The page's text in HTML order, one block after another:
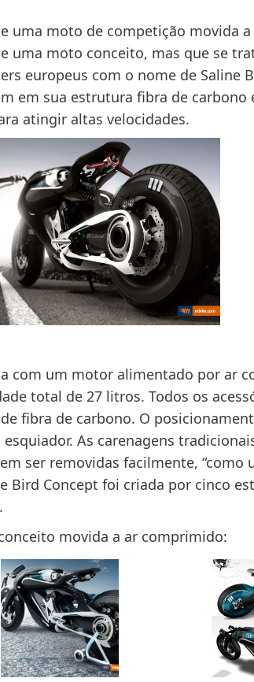
uma moto de competição movida
uma moto conceito, mas que se
europeus com o nome de Saline
em sua estrutura fibra de carbono
atingir altas velocidades.
com um motor alimentado por ar
total de 27 litros. Todos os
fibra de carbono. O
As carenagens
ser removidas facilmente, “como
Bird Concept foi criada por cinco
movida a ar comprimido: